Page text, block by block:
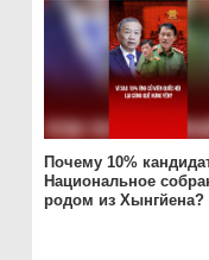
Почему 10%
Национальное
родом из Хынгйена?